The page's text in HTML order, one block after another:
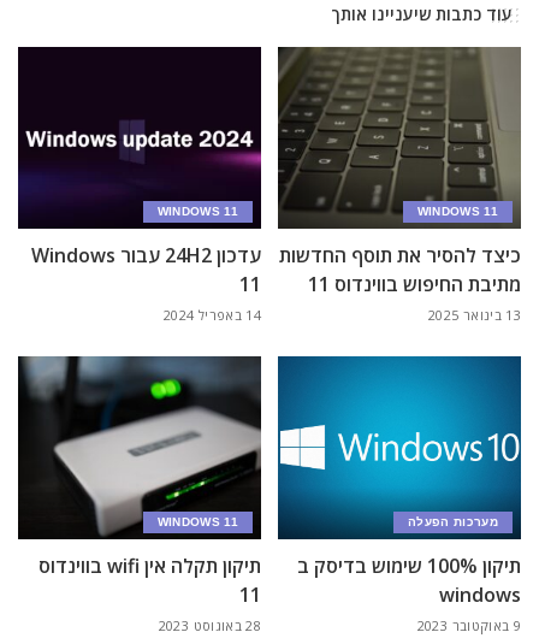
עוד כתבות שיעניינו אותך
WINDOWS 11
כיצד להסיר את תוסף החדשות
מתיבת החיפוש בווינדוס 11
13 בינואר 2025
WINDOWS 11
עדכון 24H2 עבור Windows
11
14 באפריל 2024
מערכות הפעלה
תיקון 100% שימוש בדיסק ב
windows
9 באוקטובר 2023
WINDOWS 11
תיקון תקלה אין wifi בווינדוס
11
28 באוגוסט 2023